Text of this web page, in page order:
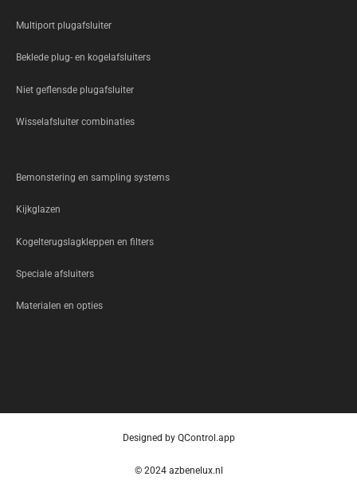
Multiport plugafsluiter
Beklede plug- en kogelafsluiters
Niet geflensde plugafsluiter
Wisselafsluiter combinaties
Bemonstering en sampling systems
Kijkglazen
Kogelterugslagkleppen en filters
Speciale afsluiters
Materialen en opties
Designed by QControl.app
© 2024 azbenelux.nl